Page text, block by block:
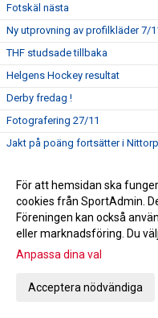
Fotskäl nästa
Ny utprovning av profilkläder 7/
THF studsade tillbaka
Helgens Hockey resultat
Derby fredag !
Fotografering 27/11
Jakt på poäng fortsätter i Nittorp
Försäljning av Hus/Toa-papper
Uddamålsförlust mot Skara IK
Tidaholmstrio på klassisk
THF tar emot Skara IK ikväll
För att hemsidan ska
cookies från SportAdmin.
Föreningen kan också
eller marknadsföring. Du
Anpassa dina val
Acceptera nödvändiga